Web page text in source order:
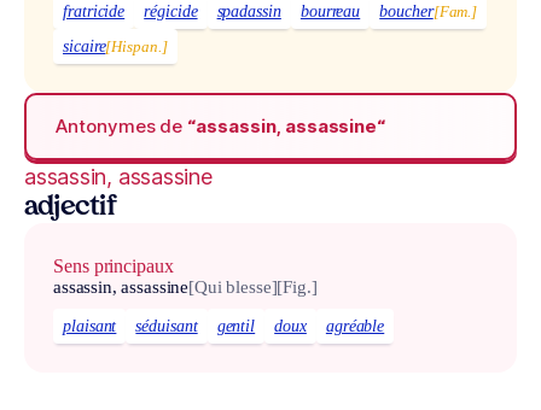
fratricide
régicide spadassin bourreau boucher[Fam.]
sicaire[Hispan.]
Antonymes de “assassin, assassine“
assassin, assassine
adjectif
Sens principaux
assassin, assassine[Qui blesse][Fig.]
plaisant séduisant gentil doux agréable